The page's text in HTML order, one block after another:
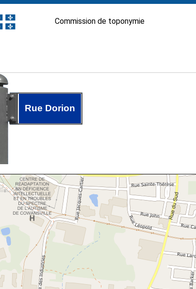
Commission de toponymie
Rue Dorion